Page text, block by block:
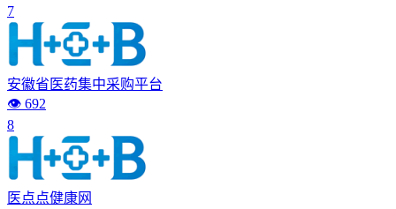
7
安徽省医药集中采购平台
👁️ 692
8
医点点健康网